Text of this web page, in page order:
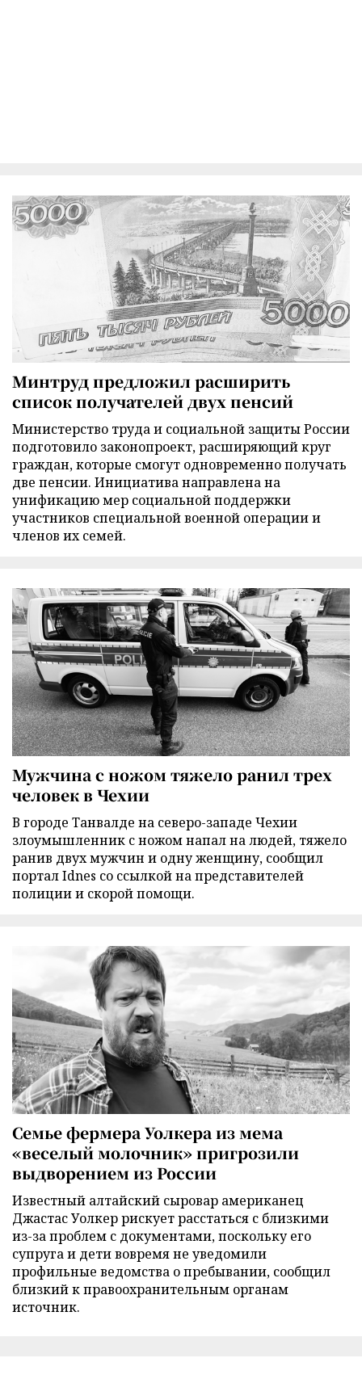
Минтруд предложил расширить
список получателей двух пенсий
Министерство труда и социальной защиты России
подготовило законопроект, расширяющий круг
граждан, которые смогут одновременно получать
две пенсии. Инициатива направлена на
унификацию мер социальной поддержки
участников специальной военной операции и
членов их семей.
Мужчина с ножом тяжело ранил трех
человек в Чехии
В городе Танвалде на северо-западе Чехии
злоумышленник с ножом напал на людей, тяжело
ранив двух мужчин и одну женщину, сообщил
портал Idnes со ссылкой на представителей
полиции и скорой помощи.
Семье фермера Уолкера из мема
«веселый молочник» пригрозили
выдворением из России
Известный алтайский сыровар американец
Джастас Уолкер рискует расстаться с близкими
из-за проблем с документами, поскольку его
супруга и дети вовремя не уведомили
профильные ведомства о пребывании, сообщил
близкий к правоохранительным органам
источник.